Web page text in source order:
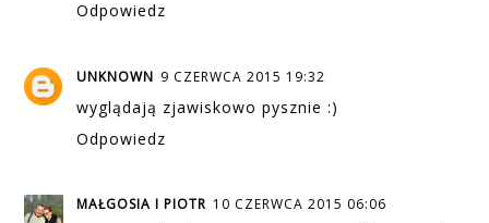
Odpowiedz
UNKNOWN 9 CZERWCA 2015 19:32
wyglądają zjawiskowo pysznie :)
Odpowiedz
MAŁGOSIA I PIOTR 10 CZERWCA 2015 06:06